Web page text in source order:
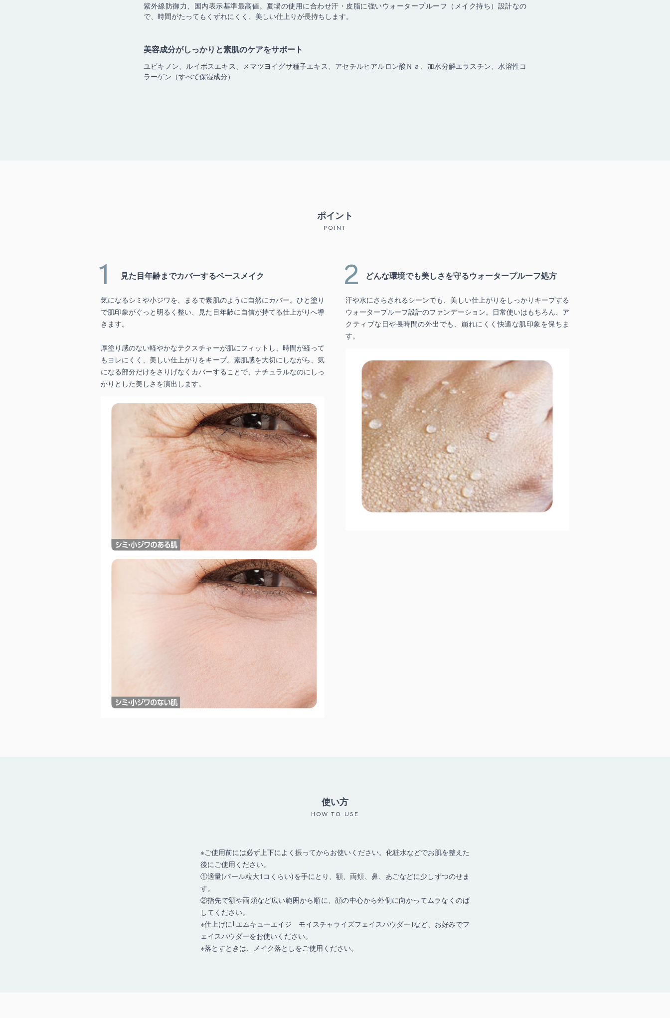
紫外線防御力、国内表示基準最高値。夏場の使用に合わせ汗・皮脂に強いウォータープルーフ（メイク持ち）設計なの
で、時間がたってもくずれにくく、美しい仕上りが長持ちします。
美容成分がしっかりと素肌のケアをサポート
ユビキノン、ルイボスエキス、メマツヨイグサ種子エキス、アセチルヒアルロン酸Ｎａ、加水分解エラスチン、水溶性コ
ラーゲン（すべて保湿成分）
ポイント
POINT
1 見た目年齢までカバーするベースメイク
気になるシミや小ジワを、まるで素肌のように自然にカバー。ひと塗り
で肌印象がぐっと明るく整い、見た目年齢に自信が持てる仕上がりへ導
きます。
厚塗り感のない軽やかなテクスチャーが肌にフィットし、時間が経って
もヨレにくく、美しい仕上がりをキープ。素肌感を大切にしながら、気
になる部分だけをさりげなくカバーすることで、ナチュラルなのにしっ
かりとした美しさを演出します。
2 どんな環境でも美しさを守るウォータープルーフ処方
汗や水にさらされるシーンでも、美しい仕上がりをしっかりキープする
ウォータープルーフ設計のファンデーション。日常使いはもちろん、ア
クティブな日や長時間の外出でも、崩れにくく快適な肌印象を保ちま
す。
使い方
HOW TO USE
※ご使用前には必ず上下によく振ってからお使いください。化粧水などでお肌を整えた
後にご使用ください。
①適量(パール粒大1コくらい)を手にとり、額、両頬、鼻、あごなどに少しずつのせま
す。
②指先で額や両頬など広い範囲から順に、顔の中心から外側に向かってムラなくのば
してください。
※仕上げに｢エムキューエイジ モイスチャライズフェイスパウダー｣など、お好みでフ
ェイスパウダーをお使いください。
※落とすときは、メイク落としをご使用ください。